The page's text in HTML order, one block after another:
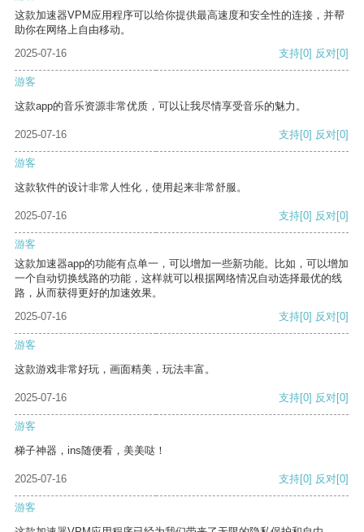
这款加速器VPM应用程序可以给你提供最高速度和安全性的连接，并帮
助你在网络上自由移动。
2025-07-16
支持[0] 反对[0]
游客
这款app的音乐资源非常优质，可以让我尽情享受音乐的魅力。
2025-07-16 支持[0] 反对[0]
游客
这款软件的设计非常人性化，使用起来非常舒服。
2025-07-16 支持[0] 反对[0]
游客
这款加速器app的功能有点单一，可以增加一些新功能。比如，可以增加
一个自动切换线路的功能，这样就可以根据网络情况自动选择最优的线
路，从而获得更好的加速效果。
2025-07-16
支持[0] 反对[0]
游客
这款游戏非常好玩，画面精美，玩法丰富。
2025-07-16 支持[0] 反对[0]
游客
梯子神器，ins随便看，美美哒！
2025-07-16 支持[0] 反对[0]
游客